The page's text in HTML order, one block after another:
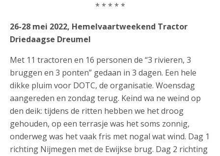
* * * * *
26-28 mei 2022, Hemelvaartweekend Tractor
Driedaagse Dreumel
Met 11 tractoren en 16 personen de “3 rivieren, 3
bruggen en 3 ponten” gedaan in 3 dagen. Een hele
dikke pluim voor DOTC, de organisatie. Woensdag
aangereden en zondag terug. Keind wa ne weind op
den deik: tijdens de ritten hebben we het droog
gehouden, op een terrasje was het soms zonnig,
onderweg was het vaak fris met nogal wat wind. Dag 1
richting Nijmegen met de Ewijkse brug. Dag 2 richting